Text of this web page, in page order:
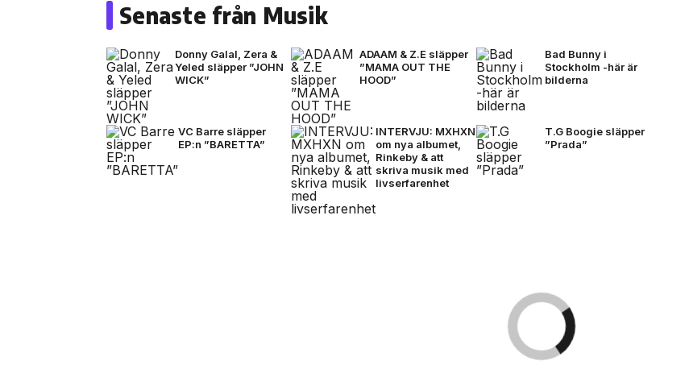
Senaste från Musik
Donny Galal, Zera &
Yeled släpper ”JOHN
WICK”
ADAAM & Z.E släpper
”MAMA OUT THE
HOOD”
Bad Bunny i
Stockholm -här är
bilderna
VC Barre släpper
EP:n ”BARETTA”
INTERVJU: MXHXN
om nya albumet,
Rinkeby & att
skriva musik med
livserfarenhet
T.G Boogie släpper
”Prada”